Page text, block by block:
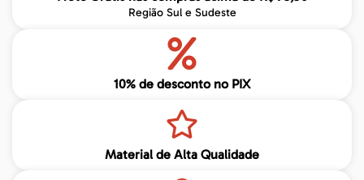
Região Sul e Sudeste
10% de desconto no PIX
Material de Alta Qualidade